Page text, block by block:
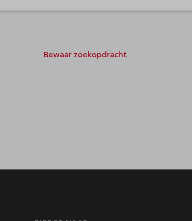
Bewaar zoekopdracht